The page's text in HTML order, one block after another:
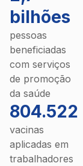
bilhões
pessoas
beneficiadas
com serviços
de promoção
da saúde
804.522
vacinas
aplicadas em
trabalhadores